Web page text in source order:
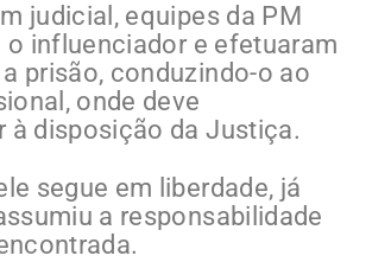
judicial, equipes da PM
o influenciador e efetuaram
prisão, conduzindo-o ao
onde deve
à disposição da Justiça.
segue em liberdade, já
a responsabilidade